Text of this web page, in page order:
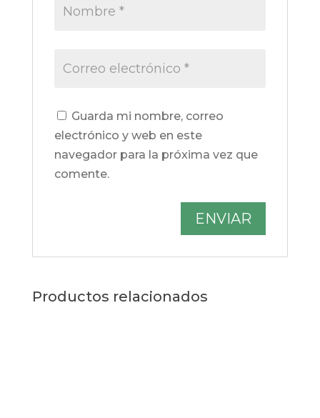
Guarda mi nombre, correo
electrónico y web en este
navegador para la próxima vez que
comente.
Productos relacionados